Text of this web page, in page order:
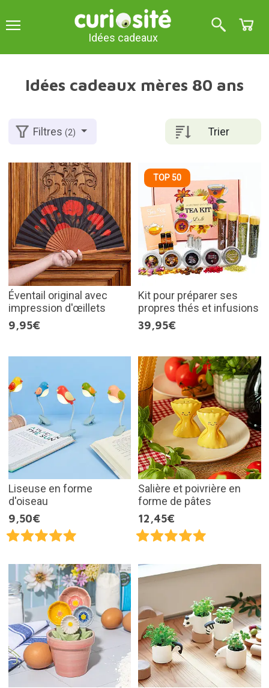
Idées cadeaux
Idées cadeaux mères 80 ans
Trier
Filtres(2)
Éventail original avec
impression d'œillets
9,95€
TOP 50
Kit pour préparer ses
propres thés et infusions
39,95€
Liseuse en forme
d'oiseau
9,50€
Salière et poivrière en
forme de pâtes
12,45€